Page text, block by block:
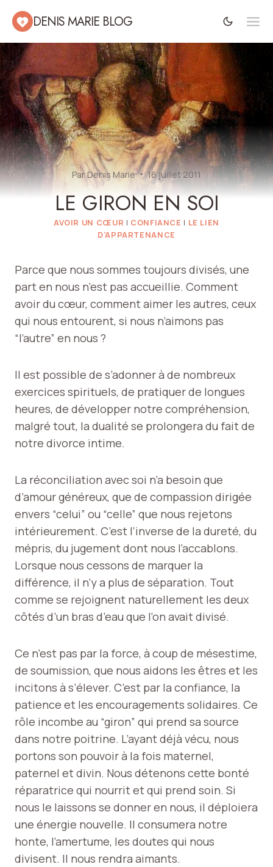
Aller
contenu
DENIS MARIE BLOG
ParDenis Marie 16 juillet 2011
LE GIRON EN SOI
AVOIR UN CŒUR | CONFIANCE | LE LIEN
D'APPARTENANCE
Parce que nous sommes toujours divisés, une
part en nous n’est pas accueillie. Comment
avoir du cœur, comment aimer les autres, ceux
qui nous entourent, si nous n’aimons pas
“l’autre” en nous ?
Il est possible de s’adonner à de nombreux
exercices spirituels, de pratiquer de longues
heures, de développer notre compréhension,
malgré tout, la dualité se prolongera du fait de
notre divorce intime.
La réconciliation avec soi n’a besoin que
d’amour généreux, que de compassion dirigée
envers “celui” ou “celle” que nous rejetons
intérieurement. C’est l’inverse de la dureté, du
mépris, du jugement dont nous l’accablons.
Lorsque nous cessons de marquer la
différence, il n’y a plus de séparation. Tout
comme se rejoignent naturellement les deux
côtés d’un bras d’eau que l’on avait divisé.
Ce n’est pas par la force, à coup de mésestime,
de soumission, que nous aidons les êtres et les
incitons à s’élever. C’est par la confiance, la
patience et les encouragements solidaires. Ce
rôle incombe au “giron” qui prend sa source
dans notre poitrine. L’ayant déjà vécu, nous
portons son pouvoir à la fois maternel,
paternel et divin. Nous détenons cette bonté
réparatrice qui nourrit et qui prend soin. Si
nous le laissons se donner en nous, il déploiera
une énergie nouvelle. Il consumera notre
honte, l’amertume, les doutes qui nous
divisent. Il nous rendra aimants.